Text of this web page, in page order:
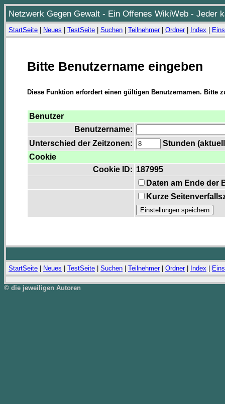
Netzwerk Gegen Gewalt - Ein Offenes WikiWeb - Jeder
StartSeite Neues TestSeite Suchen Teilnehmer| Ordner| Index
Bitte Benutzername eingeben
Diese Funktion erfordert einen gültigen Benutzernamen. Bitte
Benutzer
Benutzername:
Unterschied der Zeitzonen:
Stunden
Cookie
Cookie ID: 187995
Daten am Ende der
Kurze
StartSeite Neues TestSeite Suchen Teilnehmer| Ordner| Index
© die jeweiligen Autoren